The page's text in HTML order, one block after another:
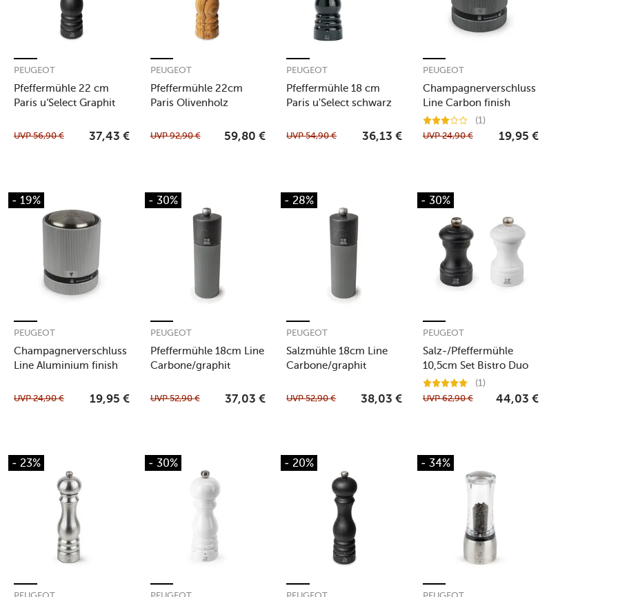
Pfeffermühle 22 cm
Paris u‘Select Graphit
PEUGEOT
UVP56,90 € 37,43 €
Pfeffermühle 22cm
Paris Olivenholz
PEUGEOT
UVP92,90 € 59,80 €
Pfeffermühle 18 cm
Paris u'Select schwarz
PEUGEOT
UVP54,90 € 36,13 €
Champagnerverschluss
Line Carbon finish
PEUGEOT
(1)
UVP24,90 € 19,95 €
- 19%
Champagnerverschluss
Line Aluminium finish
PEUGEOT
UVP24,90 € 19,95 €
- 30%
Pfeffermühle 18cm Line
Carbone/graphit
PEUGEOT
UVP52,90 € 37,03 €
- 28%
Salzmühle 18cm Line
Carbone/graphit
PEUGEOT
UVP52,90 € 38,03 €
- 30%
Salz-/Pfeffermühle
10,5cm Set Bistro Duo
schwarz/weiss
PEUGEOT
(1)
UVP62,90 € 44,03 €
- 23% - 30% - 20% - 34%